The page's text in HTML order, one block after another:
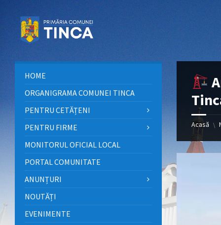
Acasă \
HOME
ORGANIGRAMA COMUNEI TINCA
PENTRU CETĂȚENI
PENTRU FIRME
MONITORUL OFICIAL LOCAL
PORTAL COMUNITATE
ANUNȚURI
NOUTĂȚI
EVENIMENTE